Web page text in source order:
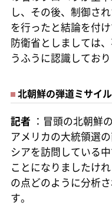
し、その後、制御さ
を行ったと結論を付
防衛省としましては
うふうに認識しており
北朝鮮の弾道ミサイ
記者 ：冒頭の北朝鮮
アメリカの大統領選
シアを訪問している
ことになりましたけ
の点どのように分析
す。